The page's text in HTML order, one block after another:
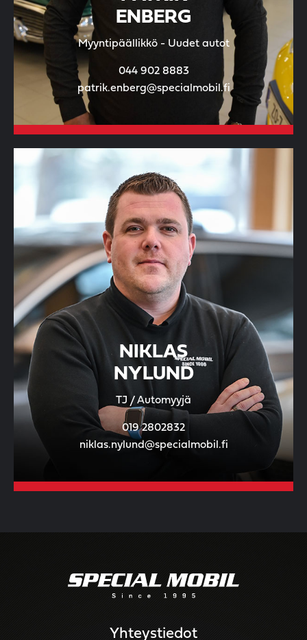
ENBERG
Myyntipäällikkö - Uudet autot
044 902 8883
patrik.enberg@specialmobil.fi
NIKLAS
NYLUND
TJ / Automyyjä
019 2802832
niklas.nylund@specialmobil.fi
Yhteystiedot